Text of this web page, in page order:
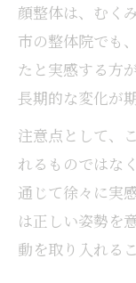
顔整体は、むく
市の整体院でも
たと実感する方
長期的な変化が
注意点として、
れるものではな
通じて徐々に実
は正しい姿勢を
動を取り入れる